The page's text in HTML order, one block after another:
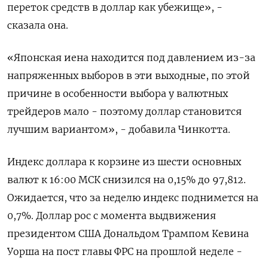
переток средств в доллар как убежище», -
сказала ⁠она.
«Японская иена находится под давлением из-за
напряженных выборов в эти выходные, по этой
причине в особенности выбора ‌у валютных
трейдеров мало - поэтому доллар становится
лучшим вариантом», - добавила Чинкотта.
Индекс доллара к корзине из шести основных
‍валют к 16:00 МСК снизился на 0,15% до 97,812​.
Ожидается, что за неделю индекс поднимется ‌на
0,7%. Доллар рос с момента выдвижения
президентом США Дональдом Трампом Кевина
Уорша на пост главы ФРС на ​прошлой неделе -